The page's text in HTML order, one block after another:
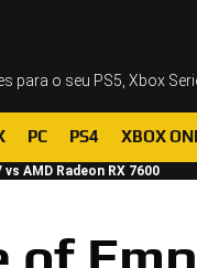
para o seu PS5, Xbox
PC PS4 XBOX
AMD Radeon RX 7600